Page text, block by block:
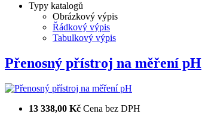
Typy katalogů
Obrázkový výpis
Řádkový výpis
Tabulkový výpis
Přenosný přístroj na měření pH
13 338,00 Kč Cena bez DPH